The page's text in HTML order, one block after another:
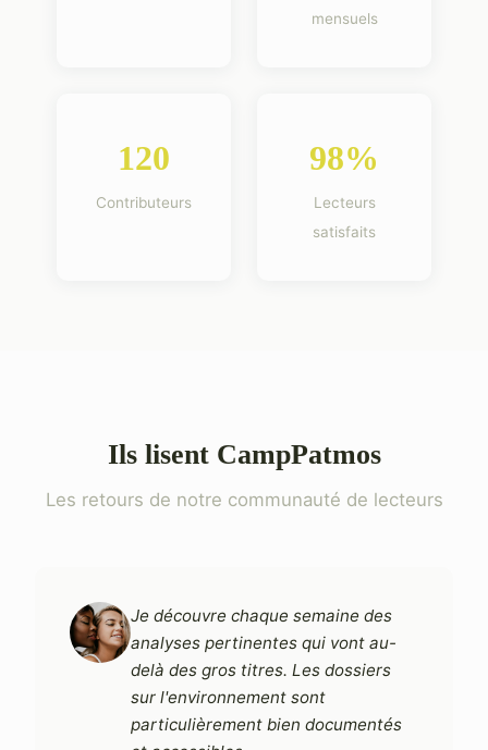
mensuels
120
Contributeurs
98%
Lecteurs
satisfaits
Ils lisent CampPatmos
Les retours de notre communauté de lecteurs
Je découvre chaque semaine des
analyses pertinentes qui vont au-
delà des gros titres. Les dossiers
sur l'environnement sont
particulièrement bien documentés